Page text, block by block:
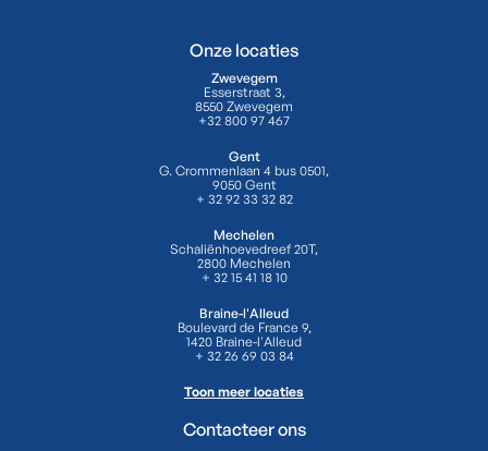
Onze locaties
Zwevegem
Esserstraat 3,
8550 Zwevegem
+32 800 97 467
Gent
G. Crommenlaan 4 bus 0501,
9050 Gent
+ 32 92 33 32 82
Mechelen
Schaliënhoevedreef 20T,
2800 Mechelen
+ 32 15 41 18 10
Braine-l'Alleud
Boulevard de France 9,
1420 Braine-l'Alleud
+ 32 26 69 03 84
Toon meer locaties
Contacteer ons